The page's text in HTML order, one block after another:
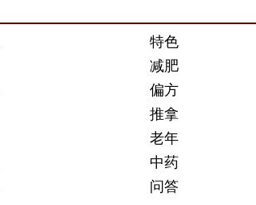
特色
减肥
偏方
推拿
老年
中药
问答